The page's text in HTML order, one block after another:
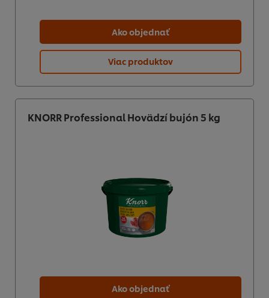
Ako objednať
Viac produktov
KNORR Professional Hovädzí bujón 5 kg
Ako objednať